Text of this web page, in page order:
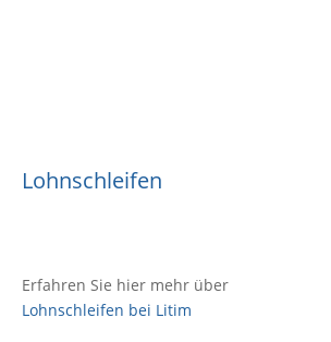
Lohnschleifen
Erfahren Sie hier mehr über
Lohnschleifen bei Litim